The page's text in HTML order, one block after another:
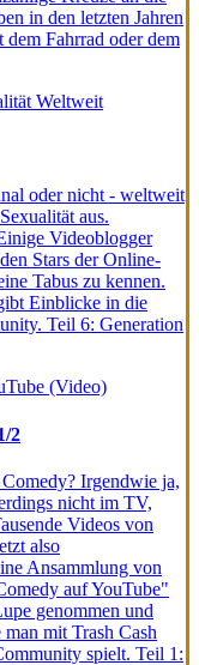
in den letzten Jahren
Fahrrad oder dem
oder nicht - weltweit
aus.
Videoblogger
Stars der Online-
Tabus zu kennen.
Einblicke in die
Teil 6: Generation
2
Irgendwie ja,
nicht im TV,
Videos von
also
Ansammlung von
auf YouTube"
genommen und
mit Trash Cash
spielt. Teil 1: